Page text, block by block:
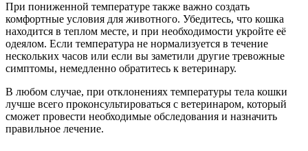
При пониженной температуре также важно создать
комфортные условия для животного. Убедитесь, что кошка
находится в теплом месте, и при необходимости укройте её
одеялом. Если температура не нормализуется в течение
нескольких часов или если вы заметили другие тревожные
симптомы, немедленно обратитесь к ветеринару.
В любом случае, при отклонениях температуры тела кошки
лучше всего проконсультироваться с ветеринаром, который
сможет провести необходимые обследования и назначить
правильное лечение.